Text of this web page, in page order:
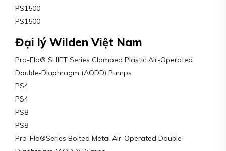
PS1500
PS1500
Đại lý Wilden Việt Nam
Pro-Flo® SHIFT Series Clamped Plastic Air-Operated
Double-Diaphragm (AODD) Pumps
PS4
PS4
PS8
PS8
Pro-Flo®Series Bolted Metal Air-Operated Double-